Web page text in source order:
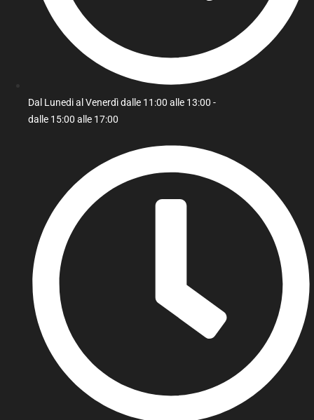
Dal Lunedi al Venerdì dalle 11:00 alle 13:00 -
dalle 15:00 alle 17:00